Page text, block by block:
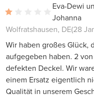
Eva-Dewi
Johanna
Wolfratshausen, DE(28
Wir haben großes Glück,
aufgegeben haben. 2
defekten Deckel. Wir
einem Ersatz eigentlich
Qualität in unserem